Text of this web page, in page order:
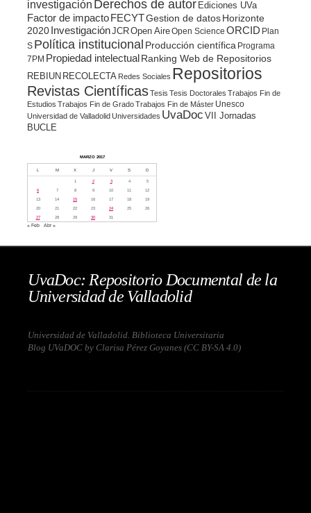
investigación Derechos de autor Ediciones UVa
Factor de impacto FECYTGestion de datosHorizonte
2020 InvestigaciónJCROpen AireOpen Science ORCID Plan
S Política institucional Producción científica Programa
7PM Propiedad intelectualRanking Web de Repositorios
REBIUN RECOLECTA Redes Sociales Repositorios
Revistas CientíficasTesis Tesis Doctorales Trabajos Fin de
Estudios Trabajos Fin de GradoTrabajos Fin de Máster Unesco
Universidad de ValladolidUniversidades UvaDoc VII Jornadas
BUCLE
MARZO 2017
L M X J V S D
1 2 3 4
5
6
7 8 9 10 11
12
13
14 15 16 17 18
19
20
21 22 23 24 25
26
27
28 29 30 31
« Feb Abr »
UvaDoc: Repositorio Documental de la
Universidad de Valladolid
Universidad de Valladolid. Biblioteca Universitaria
Blog UVaDOC by Clarisa Pérez Goyanes (CC BY-SA 4.0)